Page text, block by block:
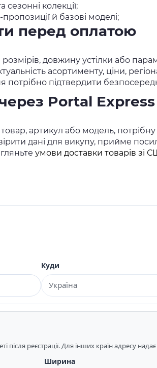
сезонні колекції;
й базові моделі;
перед оплатою
довжину устілки або
асортименту, ціни,
підтвердити
Portal Express
артикул або модель, потрібну
дані для викупу, прийме
умови доставки товарів зі
Куди
реєстрації. Для інших країн адресу
Ширина